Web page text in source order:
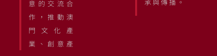
意的交流合
作，推動澳
門文化產
業、創意產